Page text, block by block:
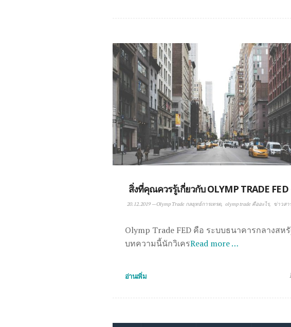
สิ่งที่คุณควรรู้เกี่ยวกับ OLYMP TRADE FED
20.12.2019—Olymp Trade กลยุทธ์การเทรด olymp trade คืออะไร ข่าวสา
Olymp Trade FED คือ ระบบธนาคารกลางสห
บทความนี้นักวิเครRead more …
อ่านเพิ่ม